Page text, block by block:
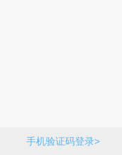
手机验证码登录>